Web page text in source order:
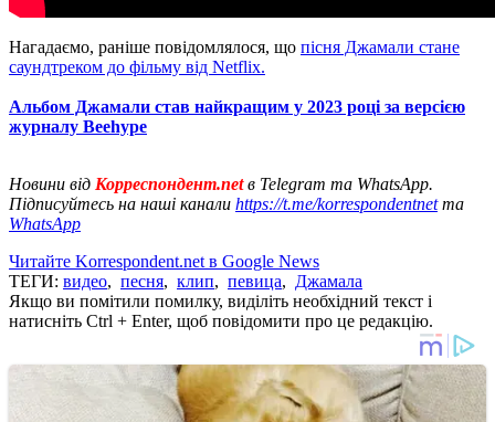
Нагадаємо, раніше повідомлялося, що пісня Джамали стане
саундтреком до фільму від Netflix.
Альбом Джамали став найкращим у 2023 році за версією
журналу Beehype
Новини від Корреспондент.netв Telegram та WhatsApp.
Підписуйтесь на наші канали https://t.me/korrespondentnetта
WhatsApp
Читайте Korrespondent.net в Google News
ТЕГИ: видео, песня, клип, певица, Джамала
Якщо ви помітили помилку, виділіть необхідний текст і
натисніть Ctrl + Enter, щоб повідомити про це редакцію.